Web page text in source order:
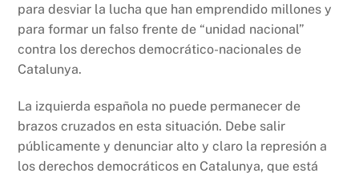
para desviar la lucha que han emprendido millones y
para formar un falso frente de “unidad nacional”
contra los derechos democrático-nacionales de
Catalunya.
La izquierda española no puede permanecer de
brazos cruzados en esta situación. Debe salir
públicamente y denunciar alto y claro la represión a
los derechos democráticos en Catalunya, que está